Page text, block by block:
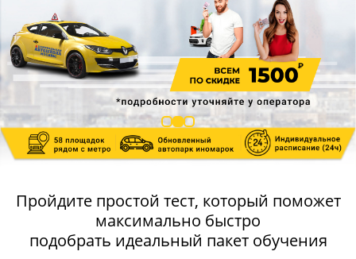
Пройдите простой тест, который поможет
максимально быстро
подобрать идеальный пакет обучения